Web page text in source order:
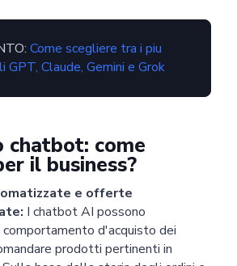
Come scegliere tra i piu
GPT, Claude, Gemini e Grok
chatbot: come
il business?
e offerte
I chatbot AI possono
comportamento d'acquisto dei
prodotti pertinenti in